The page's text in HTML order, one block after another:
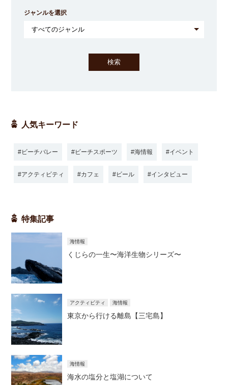
ジャンルを選択
人気キーワード
ビーチバレー ビーチスポーツ 海情報 イベント
アクティビティ カフェ ビール インタビュー
特集記事
海情報
くじらの一生〜海洋生物シリーズ〜
アクティビティ 海情報
東京から行ける離島【三宅島】
海情報
海水の塩分と塩湖について